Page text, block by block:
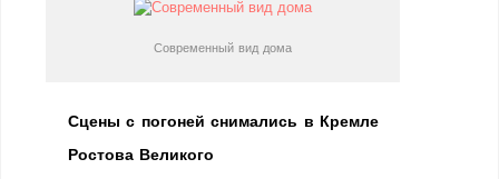
Современный вид дома
Сцены с погоней снимались в Кремле
Ростова Великого